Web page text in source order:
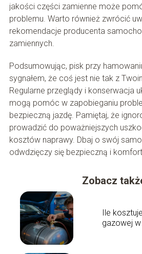
jakości części zamienne może
problemu. Warto również zwrócić
rekomendacje producenta
zamiennych.
Podsumowując, pisk przy
sygnałem, że coś jest nie tak z
Regularne przeglądy i konserwacja
mogą pomóc w zapobieganiu
bezpieczną jazdę. Pamiętaj, że
prowadzić do poważniejszych
kosztów naprawy. Dbaj o swój
odwdzięczy się bezpieczną i
Zobacz
Ile
gazowej